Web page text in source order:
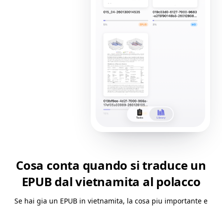
Cosa conta quando si traduce un
EPUB dal vietnamita al polacco
Se hai gia un EPUB in vietnamita, la cosa piu importante e